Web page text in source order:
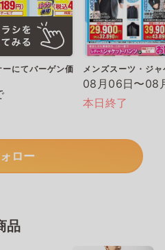
にてバーゲン価
メンズスーツ・ジ
08月06日〜08
本日終了
ロー
品